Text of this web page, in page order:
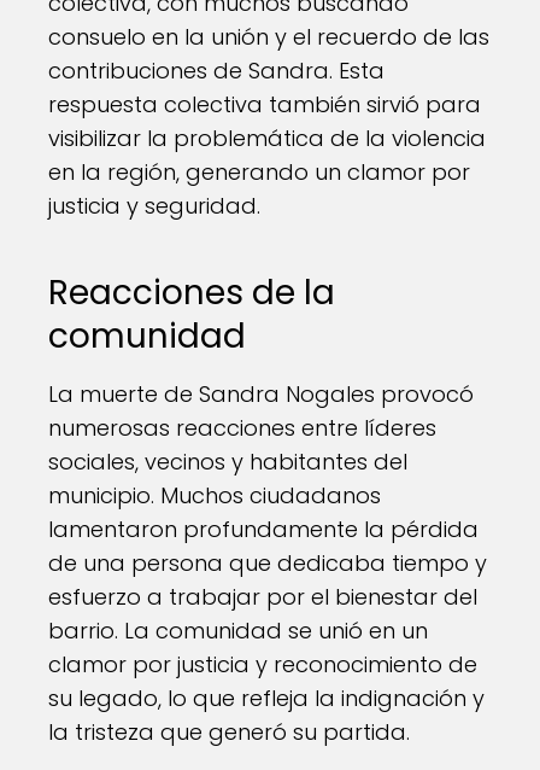
consuelo en la unión y el recuerdo de las
contribuciones de Sandra. Esta
respuesta colectiva también sirvió para
visibilizar la problemática de la violencia
en la región, generando un clamor por
justicia y seguridad.
Reacciones de la
comunidad
La muerte de Sandra Nogales provocó
numerosas reacciones entre líderes
sociales, vecinos y habitantes del
municipio. Muchos ciudadanos
lamentaron profundamente la pérdida
de una persona que dedicaba tiempo y
esfuerzo a trabajar por el bienestar del
barrio. La comunidad se unió en un
clamor por justicia y reconocimiento de
su legado, lo que refleja la indignación y
la tristeza que generó su partida.